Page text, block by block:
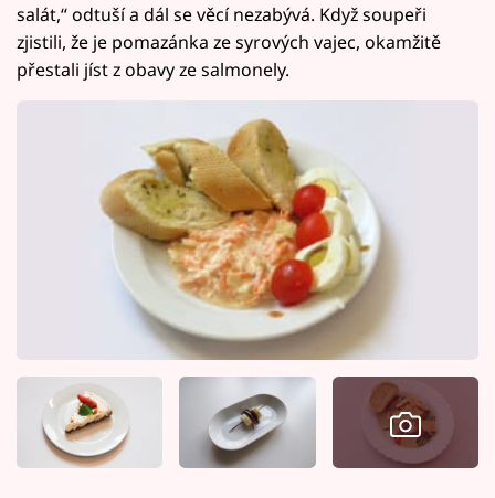
salát,“ odtuší a dál se věcí nezabývá. Když soupeři
zjistili, že je pomazánka ze syrových vajec, okamžitě
přestali jíst z obavy ze salmonely.